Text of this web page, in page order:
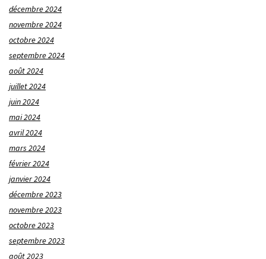
décembre 2024
novembre 2024
octobre 2024
septembre 2024
août 2024
juillet 2024
juin 2024
mai 2024
avril 2024
mars 2024
février 2024
janvier 2024
décembre 2023
novembre 2023
octobre 2023
septembre 2023
août 2023